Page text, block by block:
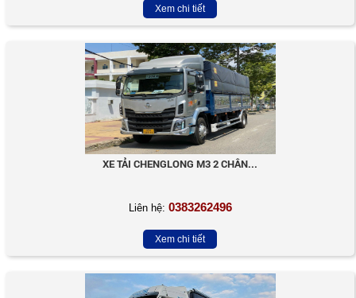
Xem chi tiết
XE TẢI CHENGLONG M3 2 CHÂN...
Liên hệ: 0383262496
Xem chi tiết